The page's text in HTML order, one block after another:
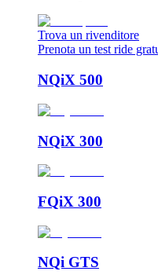
Trova un rivenditore
Prenota un test ride
NQiX 500
NQiX 300
FQiX 300
NQi GTS